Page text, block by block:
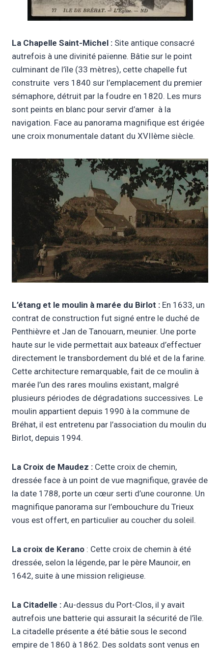
La Chapelle Saint-Michel : Site antique consacré
autrefois à une divinité païenne. Bâtie sur le point
culminant de l’île (33 mètres), cette chapelle fut
construite vers 1840 sur l’emplacement du premier
sémaphore, détruit par la foudre en 1820. Les murs
sont peints en blanc pour servir d’amer à la
navigation. Face au panorama magnifique est érigée
une croix monumentale datant du XVIIème siècle.
L’étang et le moulin à marée du Birlot : En 1633, un
contrat de construction fut signé entre le duché de
Penthièvre et Jan de Tanouarn, meunier. Une porte
haute sur le vide permettait aux bateaux d’effectuer
directement le transbordement du blé et de la farine.
Cette architecture remarquable, fait de ce moulin à
marée l’un des rares moulins existant, malgré
plusieurs périodes de dégradations successives. Le
moulin appartient depuis 1990 à la commune de
Bréhat, il est entretenu par l’association du moulin du
Birlot, depuis 1994.
La Croix de Maudez : Cette croix de chemin,
dressée face à un point de vue magnifique, gravée de
la date 1788, porte un cœur serti d’une couronne. Un
magnifique panorama sur l’embouchure du Trieux
vous est offert, en particulier au coucher du soleil.
La croix de Kerano : Cette croix de chemin à été
dressée, selon la légende, par le père Maunoir, en
1642, suite à une mission religieuse.
La Citadelle : Au-dessus du Port-Clos, il y avait
autrefois une batterie qui assurait la sécurité de l’île.
La citadelle présente a été bâtie sous le second
empire de 1860 à 1862. Des soldats sont venus en